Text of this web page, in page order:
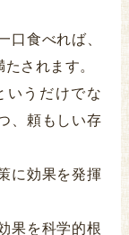
口食べれば、
されます。
いうだけでな
、頼もしい存
に効果を発揮
果を科学的根